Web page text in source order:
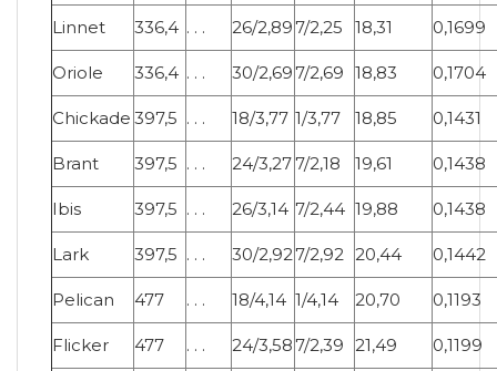
Linnet 336,4 . . . 26/2,897/2,25 18,31 0,1699
Oriole 336,4 . . . 30/2,697/2,69 18,83 0,1704
Chickade 397,5 . . . 18/3,77 1/3,77 18,85 0,1431
Brant 397,5 . . . 24/3,277/2,18 19,61 0,1438
Ibis 397,5 . . . 26/3,14 7/2,44 19,88 0,1438
Lark 397,5 . . . 30/2,927/2,92 20,44 0,1442
Pelican 477 . . . 18/4,14 1/4,14 20,70 0,1193
Flicker 477 . . . 24/3,587/2,39 21,49 0,1199